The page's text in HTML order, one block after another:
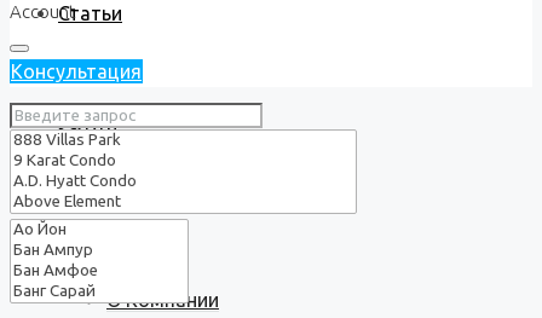
Статьи
Услуги
О нас
О Компании
Account
Консультация